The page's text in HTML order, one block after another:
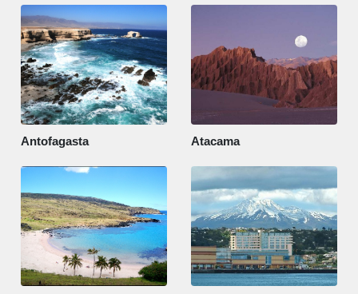
Antofagasta Atacama